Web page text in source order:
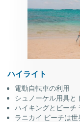
ハイライト
電動自転車の利用
シュノーケル用具と
ハイキングとビーチ
ラニカイ ビーチは